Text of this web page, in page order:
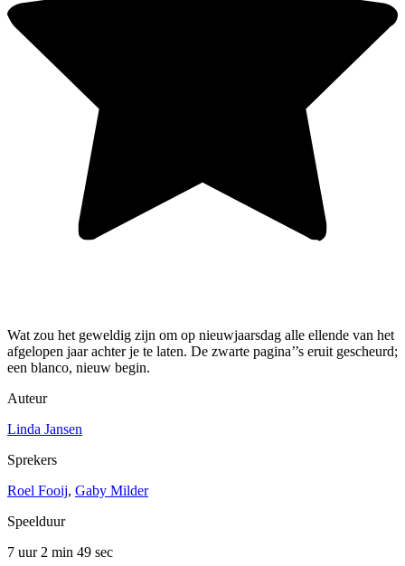
Wat zou het geweldig zijn om op nieuwjaarsdag alle ellende van het
afgelopen jaar achter je te laten. De zwarte pagina’’s eruit gescheurd;
een blanco, nieuw begin.
Auteur
Linda Jansen
Sprekers
Roel Fooij, Gaby Milder
Speelduur
7 uur 2 min 49 sec